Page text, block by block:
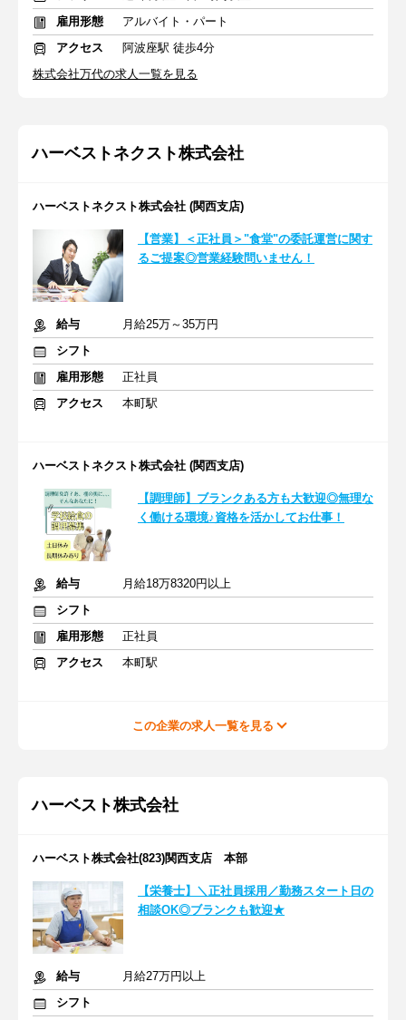
雇用形態
アルバイト・パート
アクセス
阿波座駅 徒歩4分
株式会社万代の求人一覧を見る
ハーベストネクスト株式会社
ハーベストネクスト株式会社 (関西支店)
【営業】＜正社員＞"食堂"の委託運営に関す
るご提案◎営業経験問いません！
給与
月給25万～35万円
シフト
雇用形態
正社員
アクセス
本町駅
ハーベストネクスト株式会社 (関西支店)
【調理師】ブランクある方も大歓迎◎無理な
く働ける環境♪資格を活かしてお仕事！
給与
月給18万8320円以上
シフト
雇用形態
正社員
アクセス
本町駅
この企業の求人一覧を見る
ハーベスト株式会社
ハーベスト株式会社(823)関西支店 本部
【栄養士】＼正社員採用／勤務スタート日の
相談OK◎ブランクも歓迎★
給与
月給27万円以上
シフト